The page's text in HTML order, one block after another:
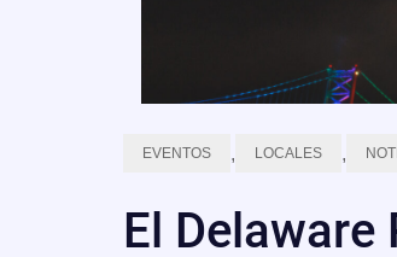
EVENTOS , LOCALES ,
El